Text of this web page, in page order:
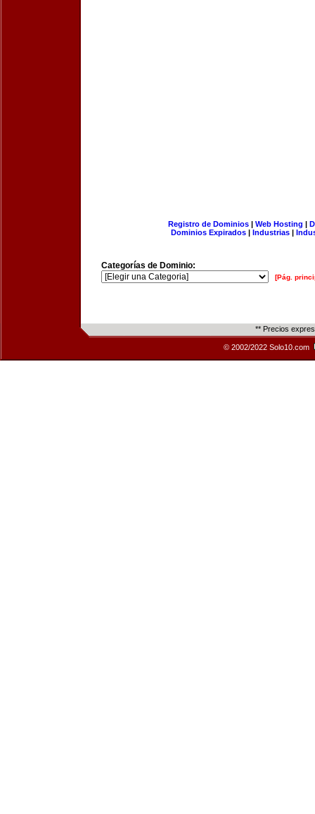
Registro de Dominios| Web Hosting |
Dominios Expirados | Industrias |
Categorías de Dominio:
[Pág.
** Precios
© 2002/2022 Solo10.com